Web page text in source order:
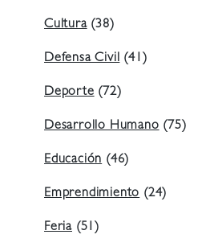
Cultura(38)
Defensa Civil (41)
Deporte (72)
Desarrollo Humano (75)
Educación (46)
Emprendimiento (24)
Feria (51)